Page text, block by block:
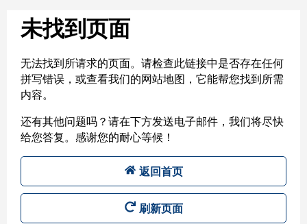
未找到页面
无法找到所请求的页面。请检查此链接中是否存在任何
拼写错误，或查看我们的网站地图，它能帮您找到所需
内容。
还有其他问题吗？请在下方发送电子邮件，我们将尽快
给您答复。感谢您的耐心等候！
返回首页
刷新页面